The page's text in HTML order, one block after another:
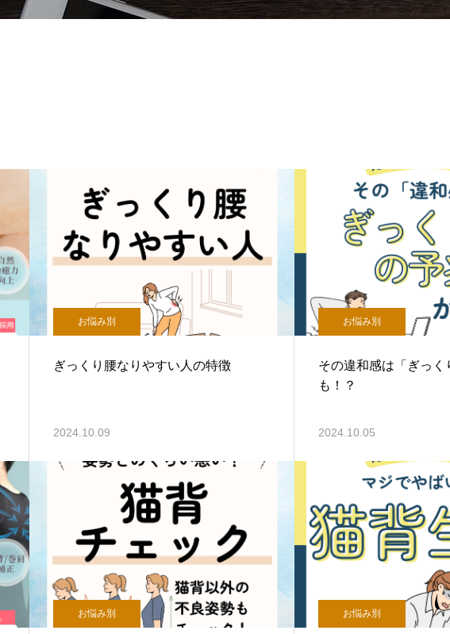
お悩み別
ぎっくり腰なりやすい人の特徴
2024.10.09
お悩み別
その違和感は「ぎっく
も！？
2024.10.05
お悩み別 お悩み別